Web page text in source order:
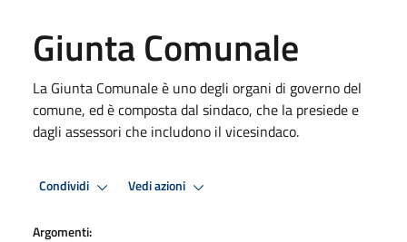
Giunta Comunale
La Giunta Comunale è uno degli organi di governo del
comune, ed è composta dal sindaco, che la presiede e
dagli assessori che includono il vicesindaco.
Condividi Vedi azioni
Argomenti: